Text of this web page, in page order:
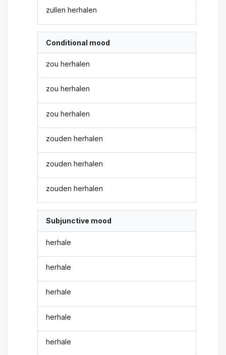
zullen herhalen
Conditional mood
zou herhalen
zou herhalen
zou herhalen
zouden herhalen
zouden herhalen
zouden herhalen
Subjunctive mood
herhale
herhale
herhale
herhale
herhale